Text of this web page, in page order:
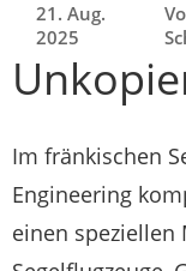
21. Aug.
2025
Im fränkischen
Engineering
einen speziellen